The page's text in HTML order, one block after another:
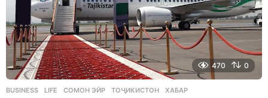
470 0
BUSINESS ,LIFE СОМОН ЭЙР ,ТОҶИКИСТОН ,ХАБАР